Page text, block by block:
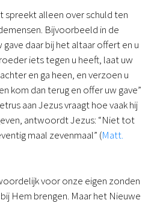
spreekt alleen over schuld ten
Bijvoorbeeld in de
gave daar bij het altaar offert en u
iets tegen u heeft, laat uw
en ga heen, en verzoen u
kom dan terug en offer uw gave”
aan Jezus vraagt hoe vaak hij
antwoordt Jezus: “Niet tot
maal zevenmaal” (Matt.
voor onze eigen zonden
Hem brengen. Maar het Nieuwe